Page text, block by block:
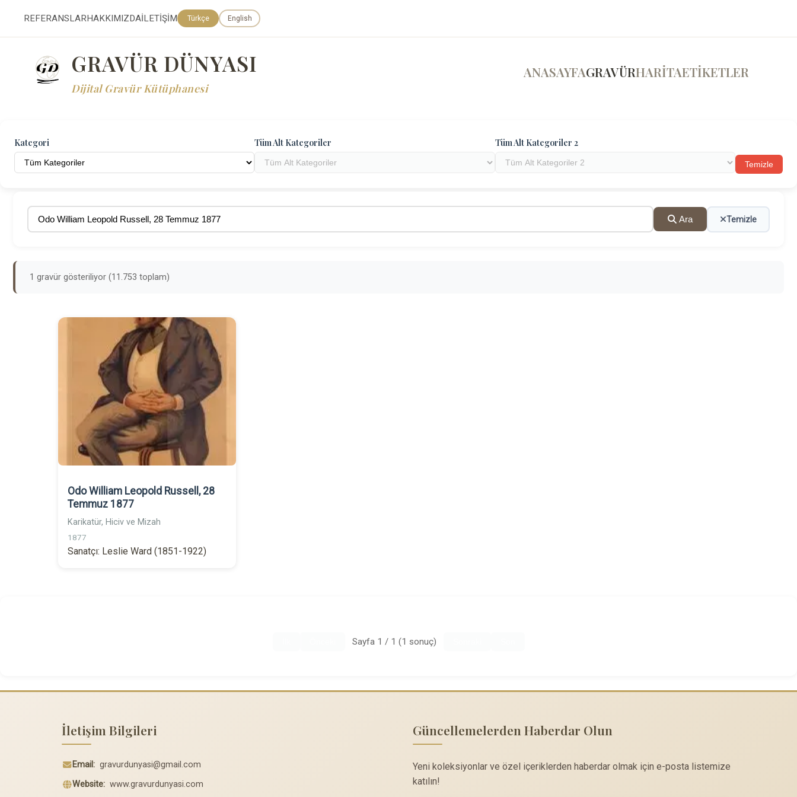
REFERANSLARHAKKIMIZDAİLETİŞİM Türkçe English
GRAVÜR DÜNYASI
Dijital Gravür Kütüphanesi
ANASAYFAGRAVÜRHARİTAETİKETLER
Kategori Tüm Alt Kategoriler Tüm Alt Kategoriler 2
Temizle
Ara Temizle
1 gravür gösteriliyor (11.753 toplam)
Odo William Leopold Russell, 28
Temmuz 1877
Karikatür, Hiciv ve Mizah
1877
Sanatçı: Leslie Ward (1851-1922)
Sayfa 1 / 1 (1 sonuç)
İletişim Bilgileri
Email: gravurdunyasi@gmail.com
Website: www.gravurdunyasi.com
Güncellemelerden Haberdar Olun
Yeni koleksiyonlar ve özel içeriklerden haberdar olmak için e-posta listemize
katılın!